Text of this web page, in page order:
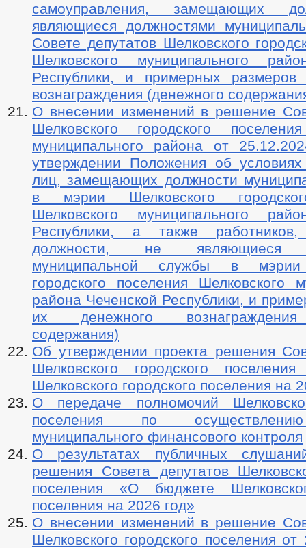
самоуправления, замещающих
являющиеся должностями
Совете депутатов Шелковского
Шелковского муниципального
Республики, и примерных размеров
вознаграждения (денежного
О внесении изменений в решение
Шелковского городского
муниципального района от
утверждении Положения об
лиц, замещающих должности
в мэрии Шелковского
Шелковского муниципального
Республики, а также
должности, не являющиеся
муниципальной службы в мэрии
городского поселения Шелковского
района Чеченской Республики, и
их денежного
содержания)
Об утверждении проекта решения
Шелковского городского
Шелковского городского поселения на
О передаче полномочий
поселения по
муниципального финансового контроля
О результатах публичных
решения Совета депутатов
поселения «О бюджете
поселения на 2026 год»
О внесении изменений в решение
Шелковского городского поселения